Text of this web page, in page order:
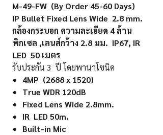
M-49-FW (By Order 45-60 Days)
IP Bullet Fixed Lens Wide 2.8 mm.
กล้องกระบอก ความละเอียด 4 ล้าน
พิกเซล ,เลนส์กว้าง 2.8 มม. IP67, IR
LED 50 เมตร
รับประกัน 3 ปี โดยพานาโซนิค
4MP (2688 x 1520)
True WDR 120dB
Fixed Lens Wide 2.8mm.
IR LED 50m.
Built-in Mic